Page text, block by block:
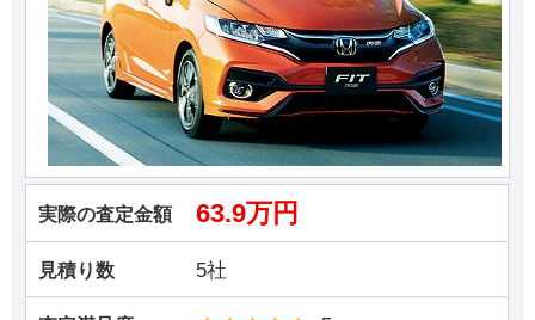
実際の査定金額 63.9万円
見積り数 5社